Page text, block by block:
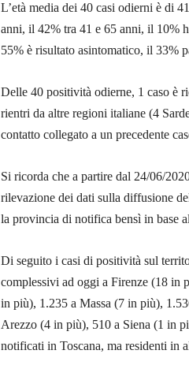
L’età media dei 40 casi odierni è di
anni, il 42% tra 41 e 65 anni, il 10%
55% è risultato asintomatico, il 33%
Delle 40 positività odierne, 1 caso è
rientri da altre regioni italiane (4
contatto collegato a un precedente
Si ricorda che a partire dal 24/06/
rilevazione dei dati sulla diffusione
la provincia di notifica bensì in base
Di seguito i casi di positività sul
complessivi ad oggi a Firenze (18 in
in più), 1.235 a Massa (7 in più),
Arezzo (4 in più), 510 a Siena (1 in
notificati in Toscana, ma residenti in